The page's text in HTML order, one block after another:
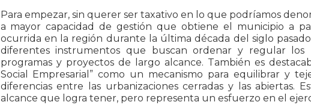
Para empezar, sin querer ser taxativo en lo que podríamos
a mayor capacidad de gestión que obtiene el municipio a
ocurrida en la región durante la última década del siglo
diferentes instrumentos que buscan ordenar y regular los
programas y proyectos de largo alcance. También es
Social Empresarial” como un mecanismo para equilibrar y
diferencias entre las urbanizaciones cerradas y las abiertas.
alcance que logra tener, pero representa un esfuerzo en el